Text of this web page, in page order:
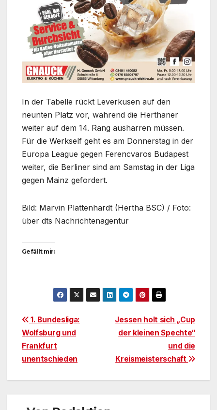
In der Tabelle rückt Leverkusen auf den
neunten Platz vor, während die Herthaner
weiter auf dem 14. Rang ausharren müssen.
Für die Werkself geht es am Donnerstag in der
Europa League gegen Ferencvaros Budapest
weiter, die Berliner sind am Samstag in der Liga
gegen Mainz gefordert.
Bild: Marvin Plattenhardt (Hertha BSC) / Foto:
über dts Nachrichtenagentur
Gefällt mir:
Beitragsnavigation
Jessen holt sich „Cup
der kleinen Spechte“
und die
Kreismeisterschaft
1. Bundesliga:
Wolfsburg und
Frankfurt
unentschieden